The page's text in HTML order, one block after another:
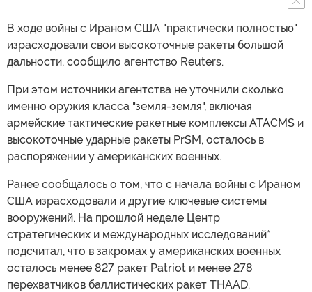
В ходе войны с Ираном США "практически полностью"
израсходовали свои высокоточные ракеты большой
дальности, сообщило агентство Reuters.
При этом источники агентства не уточнили сколько
именно оружия класса "земля-земля", включая
армейские тактические ракетные комплексы ATACMS и
высокоточные ударные ракеты PrSM, осталось в
распоряжении у американских военных.
Ранее сообщалось о том, что с начала войны с Ираном
США израсходовали и другие ключевые системы
вооружений. На прошлой неделе Центр
стратегических и международных исследований*
подсчитал, что в закромах у американских военных
осталось менее 827 ракет Patriot и менее 278
перехватчиков баллистических ракет THAAD.